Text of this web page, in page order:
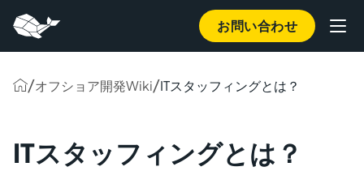
お問い合わせ
/オフショア開発Wiki/ITスタッフィングとは？
ITスタッフィングとは？